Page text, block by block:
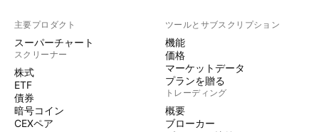
主要プロダクト
スーパーチャート
スクリーナー
株式
ETF
債券
暗号コイン
CEXペア
ツールとサブスクリプション
機能
価格
マーケットデータ
プランを贈る
トレーディング
概要
ブローカー